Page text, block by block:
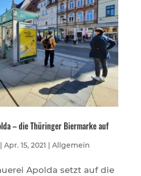
– die Thüringer Biermarke auf
Apr. 15, 2021 Allgemein
Apolda setzt auf die